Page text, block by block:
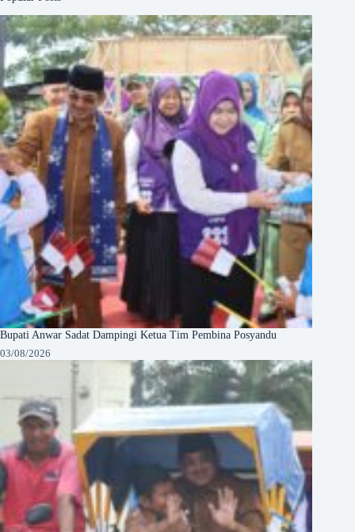
Bupati Anwar Sadat Dampingi Ketua Tim Pembina Posyandu
03/08/2026